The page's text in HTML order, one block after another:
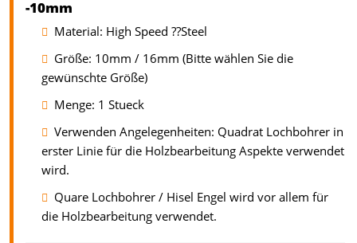
-10mm
Material: High Speed ??Steel
Größe: 10mm / 16mm (Bitte wählen Sie die
gewünschte Größe)
Menge: 1 Stueck
Verwenden Angelegenheiten: Quadrat Lochbohrer in
erster Linie für die Holzbearbeitung Aspekte verwendet
wird.
Quare Lochbohrer / Hisel Engel wird vor allem für
die Holzbearbeitung verwendet.